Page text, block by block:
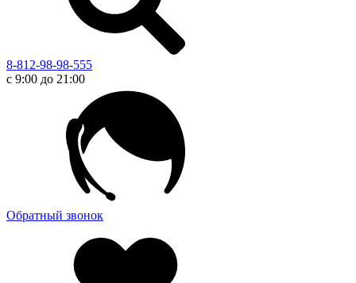
8-812-98-98-555
с 9:00 до 21:00
Обратный звонок